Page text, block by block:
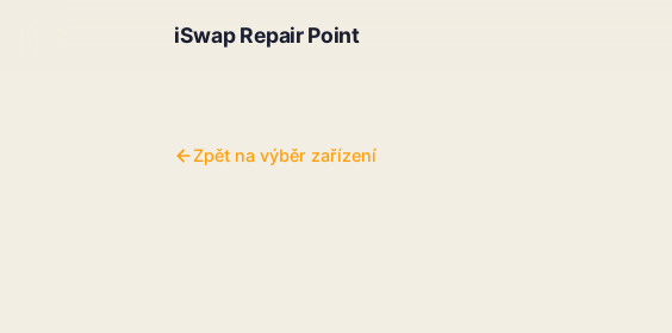
iSwap Repair Point
Zpět na výběr zařízení